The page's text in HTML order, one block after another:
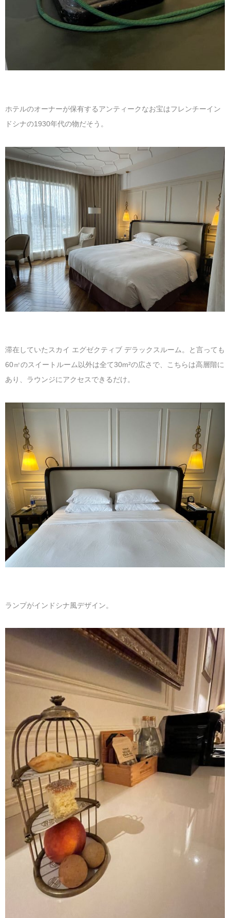
ホテルのオーナーが保有するアンティークなお宝はフレンチーイン
ドシナの1930年代の物だそう。
滞在していたスカイ エグゼクティブ デラックスルーム。と言っても
60㎡のスイートルーム以外は全て30m²の広さで、こちらは高層階に
あり、ラウンジにアクセスできるだけ。
ランプがインドシナ風デザイン。